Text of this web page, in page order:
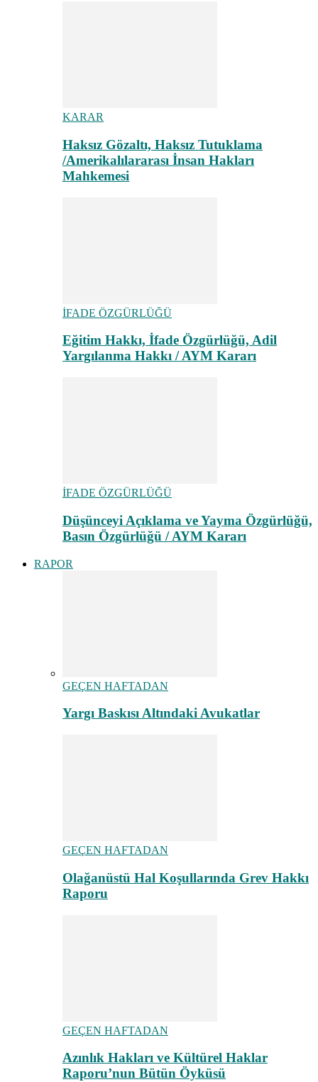
KARAR
Haksız Gözaltı, Haksız Tutuklama
/Amerikalılararası İnsan Hakları
Mahkemesi
İFADE ÖZGÜRLÜĞÜ
Eğitim Hakkı, İfade Özgürlüğü, Adil
Yargılanma Hakkı / AYM Kararı
İFADE ÖZGÜRLÜĞÜ
Düşünceyi Açıklama ve Yayma Özgürlüğü,
Basın Özgürlüğü / AYM Kararı
RAPOR
GEÇEN HAFTADAN
Yargı Baskısı Altındaki Avukatlar
GEÇEN HAFTADAN
Olağanüstü Hal Koşullarında Grev Hakkı
Raporu
GEÇEN HAFTADAN
Azınlık Hakları ve Kültürel Haklar
Raporu’nun Bütün Öyküsü